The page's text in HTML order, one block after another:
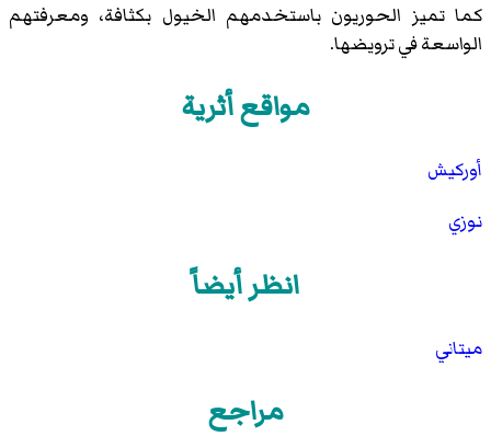
كما تميز الحوريون باستخدمهم الخيول بكثافة، ومعرفتهم
الواسعة في ترويضها.
مواقع أثرية
أوركيش
نوزي
انظر أيضاً
ميتاني
مراجع